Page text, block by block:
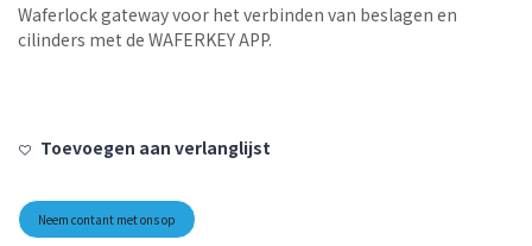
Waferlock gateway voor het verbinden van beslagen en
cilinders met de WAFERKEY APP.
Toevoegen aan verlanglijst
Neem contant met ons op